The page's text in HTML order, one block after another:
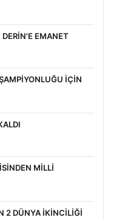
EMANET
İÇİN
MİLLİ
2 DÜNYA İKİNCİLİĞİ